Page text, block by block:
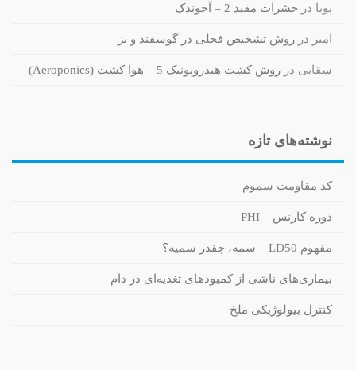
پویا در حشرات مفید 2 – آخوندک
امیر در روش تشخیص فحلی در گوسفند و بز
سقایی در روش کشت هیدروپونیک 5 – هوا کشت (Aeroponics)
نوشته‌های تازه
کد مقاومت سموم
دوره کارنس – PHI
مفهوم LD50 – سمه، چقدر سمیه؟
بیماری‌های ناشی از کمبودهای تغذیه‌ای در دام
کنترل بیولوژیکی ملخ